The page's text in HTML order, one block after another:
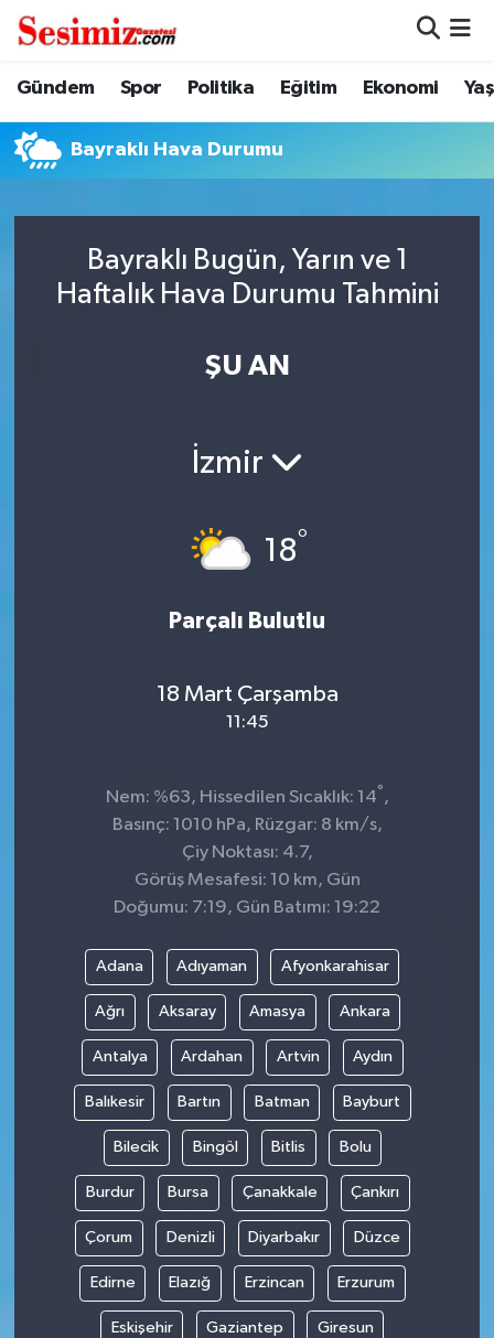
Gündem Spor Politika Eğitim Ekonomi
Bayraklı Hava Durumu
Bayraklı Bugün, Yarın ve 1
Haftalık Hava Durumu Tahmini
ŞU AN
İzmir
18°
Parçalı Bulutlu
18 Mart Çarşamba
11:45
Nem: %63, Hissedilen Sıcaklık: 14° ,
Basınç: 1010 hPa, Rüzgar: 8 km/s,
Çiy Noktası: 4.7,
Görüş Mesafesi: 10 km, Gün
Doğumu: 7:19, Gün Batımı: 19:22
Adana Adıyaman Afyonkarahisar
Ağrı Aksaray Amasya Ankara
Antalya Ardahan Artvin Aydın
Balıkesir Bartın Batman Bayburt
Bilecik Bingöl Bitlis Bolu
Burdur Bursa Çanakkale Çankırı
Çorum Denizli Diyarbakır Düzce
Edirne Elazığ Erzincan Erzurum
Eskişehir Gaziantep Giresun
Dünya
Eğitim
Genel
Gündem
Nöbetçi Eczaneler
Hava Durumu
Trafik Durumu
Süper Lig Puan Durumu ve Fikstür